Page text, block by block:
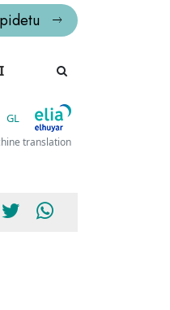
GL
translation